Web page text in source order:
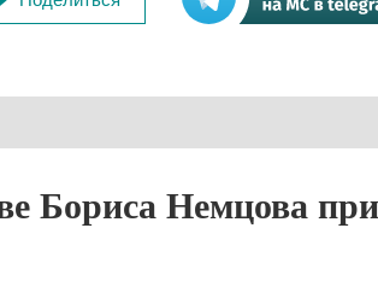
Бориса Немцова